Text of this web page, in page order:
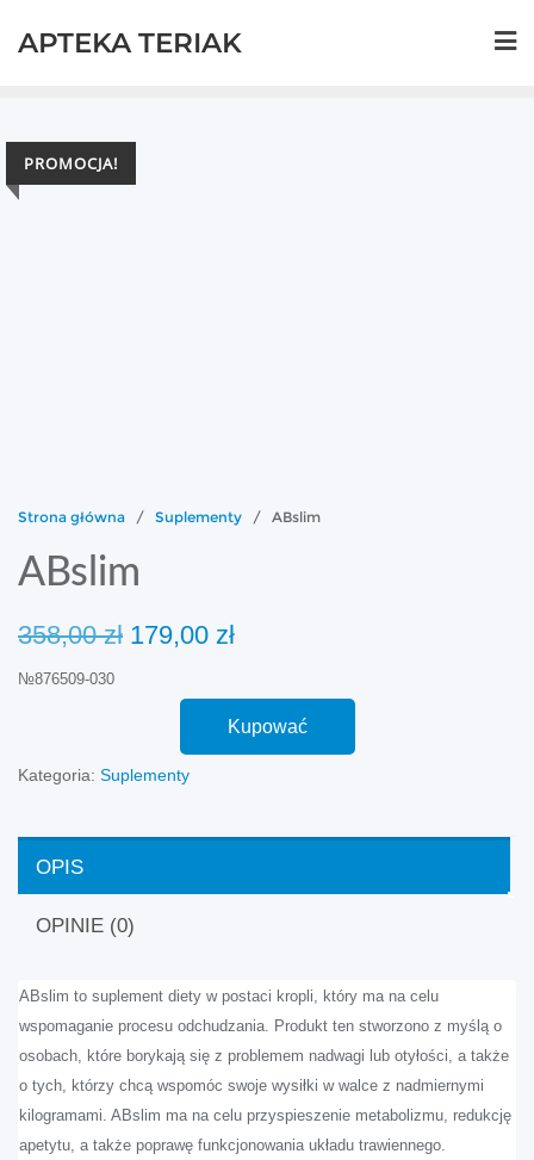
APTEKA TERIAK
PROMOCJA!
Strona główna / Suplementy / ABslim
ABslim
358,00zł Pierwotna
wynosiła:
358,00 zł.
179,00 złAktualna
wynosi:
179,00 zł.
№876509-030
Kupować
Kategoria: Suplementy
OPIS
OPINIE (0)
ABslim to suplement diety w postaci kropli, który ma na celu
wspomaganie procesu odchudzania. Produkt ten stworzono z myślą o
osobach, które borykają się z problemem nadwagi lub otyłości, a także
o tych, którzy chcą wspomóc swoje wysiłki w walce z nadmiernymi
kilogramami. ABslim ma na celu przyspieszenie metabolizmu, redukcję
apetytu, a także poprawę funkcjonowania układu trawiennego.